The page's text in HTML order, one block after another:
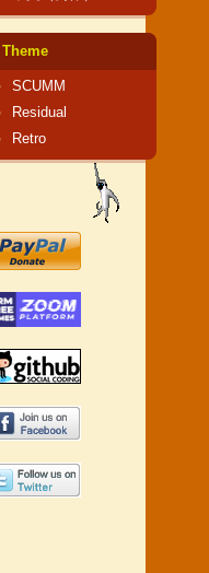
Theme
SCUMM
Residual
Retro